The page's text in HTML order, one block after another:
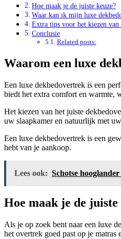
Hoe maak je de juiste keuze?
Waar kan ik mijn luxe
Extra tips voor het kiezen
Conclusie
Related posts:
Waarom een luxe
Een luxe dekbedovertrek is een
biedt het extra comfort en warmte,
Het kiezen van het juiste
uw slaapkamer en natuurlijk met
Een luxe dekbedovertrek is een
hebt van je aankoop.
Lees ook: Schotse
Hoe maak je de juiste
Als je op zoek bent naar een luxe
het overtrek goed past op je